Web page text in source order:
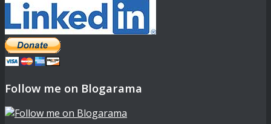
Follow me on Blogarama